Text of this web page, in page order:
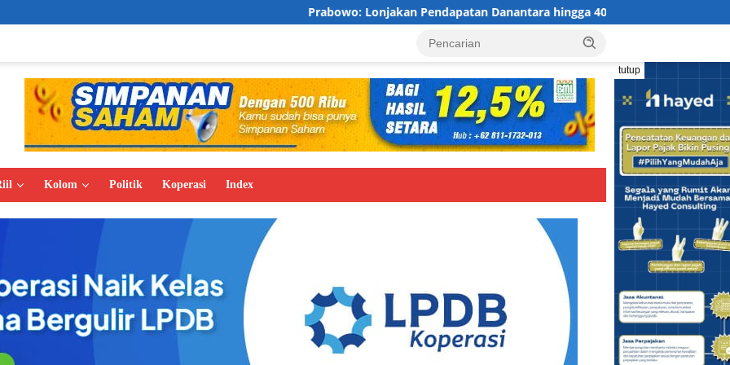
Prabowo: Lonjakan Pendapatan Danantara hingga 400% Perlu Verifikasi dan Audit
tutup
Kolom Politik Koperasi Index